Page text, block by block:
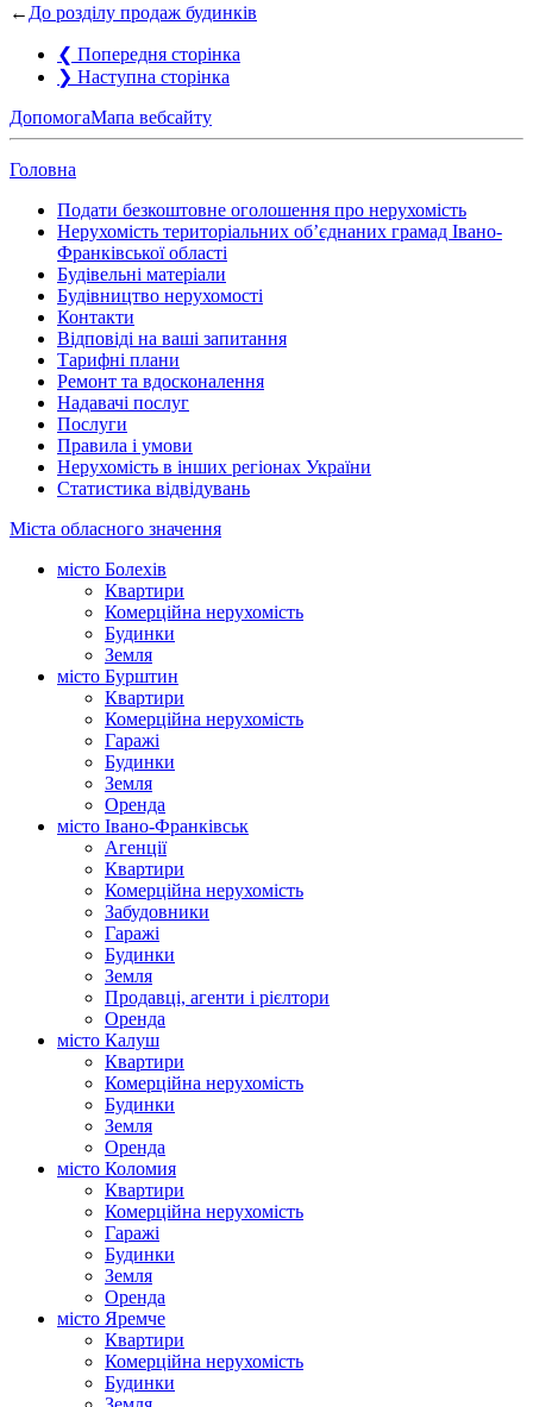
← До розділу продаж будинків
❮ Попередня сторінка
❯ Наступна сторінка
ДопомогаМапа вебсайту
Головна
Подати безкоштовне оголошення про нерухомість
Нерухомість територіальних об’єднаних грамад Івано-
Франківської області
Будівельні матеріали
Будівництво нерухомості
Контакти
Відповіді на ваші запитання
Тарифні плани
Ремонт та вдосконалення
Надавачі послуг
Послуги
Правила і умови
Нерухомість в інших регіонах України
Статистика відвідувань
Міста обласного значення
місто Болехів
Квартири
Комерційна нерухомість
Будинки
Земля
місто Бурштин
Квартири
Комерційна нерухомість
Гаражі
Будинки
Земля
Оренда
місто Івано-Франківськ
Агенції
Квартири
Комерційна нерухомість
Забудовники
Гаражі
Будинки
Земля
Продавці, агенти і рієлтори
Оренда
місто Калуш
Квартири
Комерційна нерухомість
Будинки
Земля
Оренда
місто Коломия
Квартири
Комерційна нерухомість
Гаражі
Будинки
Земля
Оренда
місто Яремче
Квартири
Комерційна нерухомість
Будинки